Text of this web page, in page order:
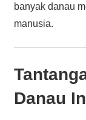
banyak danau
manusia.
Danau